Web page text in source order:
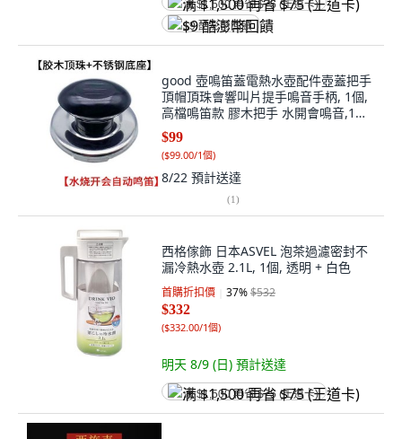
满 $1,500 再省 $75 (王道卡)
$9 酷澎幣回饋
good 壺鳴笛蓋電熱水壺配件壺蓋把手
頂帽頂珠會響叫片提手鳴音手柄, 1個,
高檔鳴笛款 膠木把手 水開會鳴音,1個
裝 耐用不鏽鋼
$99
($99.00/1個)
8/22 預計送達
(1)
西格傢飾 日本ASVEL 泡茶過濾密封不
漏冷熱水壺 2.1L, 1個, 透明 + 白色
首購折扣價 37%$532
$332
($332.00/1個)
明天 8/9 (日) 預計送達
满 $1,500 再省 $75 (王道卡)